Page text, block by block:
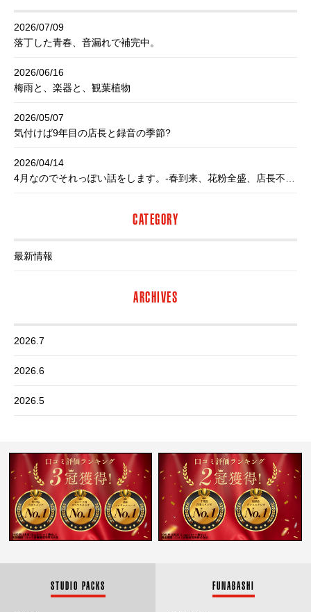
2026/07/09
落丁した青春、音漏れで補完中。
2026/06/16
梅雨と、楽器と、観葉植物
2026/05/07
気付けば9年目の店長と録音の季節?
2026/04/14
CATEGORY
最新情報
ARCHIVES
2026.7
2026.6
2026.5
2026.3
2026.2
2026.1
STUDIO PACKS FUNABASHI